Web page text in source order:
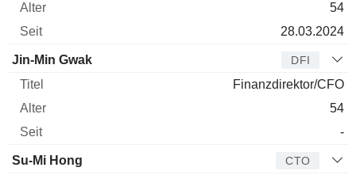
54
28.03.2024
Jin-Min Gwak DFI
Finanzdirektor/CFO
54
-
Su-Mi Hong CTO